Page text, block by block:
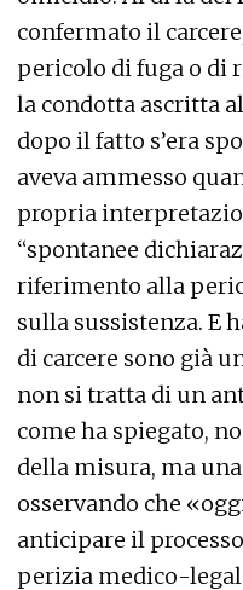
confermato il
pericolo di fuga o di
la condotta ascritta
dopo il fatto s’era
aveva ammesso
propria
“spontanee
riferimento alla
sulla sussistenza. E
di carcere sono già
non si tratta di un
come ha spiegato,
della misura, ma
osservando che
anticipare il
perizia medico-